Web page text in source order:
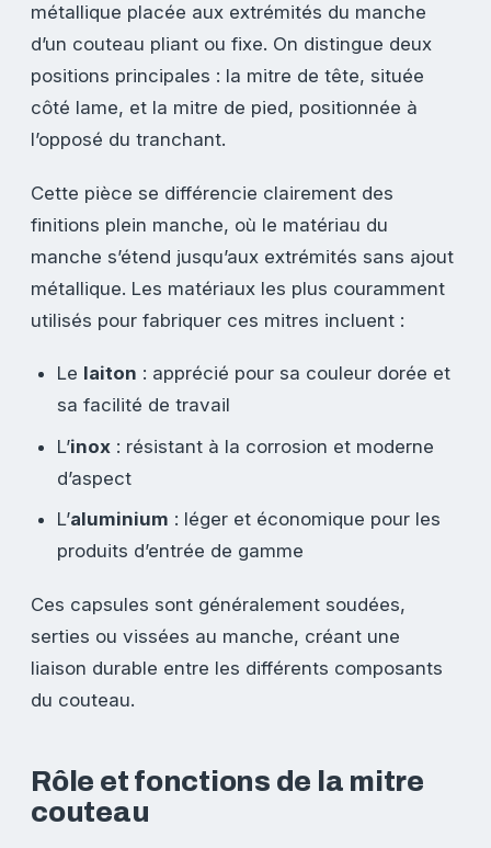
métallique placée aux extrémités du manche
d’un couteau pliant ou fixe. On distingue deux
positions principales : la mitre de tête, située
côté lame, et la mitre de pied, positionnée à
l’opposé du tranchant.
Cette pièce se différencie clairement des
finitions plein manche, où le matériau du
manche s’étend jusqu’aux extrémités sans ajout
métallique. Les matériaux les plus couramment
utilisés pour fabriquer ces mitres incluent :
Le laiton : apprécié pour sa couleur dorée et
sa facilité de travail
L’inox: résistant à la corrosion et moderne
d’aspect
L’aluminium : léger et économique pour les
produits d’entrée de gamme
Ces capsules sont généralement soudées,
serties ou vissées au manche, créant une
liaison durable entre les différents composants
du couteau.
Rôle et fonctions de la mitre
couteau